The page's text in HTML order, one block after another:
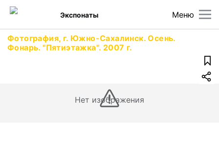
Меню
Экспонаты
Фотография, г. Южно-Сахалинск. Осень.
Фонарь. "Пятиэтажка". 2007 г.
Нет изображения